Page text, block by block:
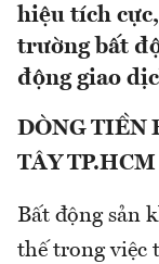
hiệu tích
trường bất
động giao
DÒNG TIỀN
TÂY TP.HCM
Bất động sản
thế trong việc